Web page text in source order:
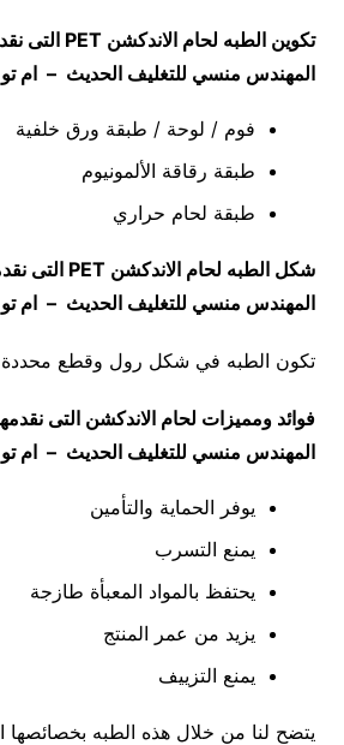
تكوين الطبه لحام الاندكشن PET التى
المهندس منسي للتغليف الحديث – ام تو
فوم / لوحة / طبقة ورق خلفية
طبقة رقاقة الألمونيوم
طبقة لحام حراري
شكل الطبه لحام الاندكشن PET التى
المهندس منسي للتغليف الحديث – ام تو
تكون الطبه في شكل رول وقطع محددة
فوائد ومميزات لحام الاندكشن التى
المهندس منسي للتغليف الحديث – ام تو
يوفر الحماية والتأمين
يمنع التسرب
يحتفظ بالمواد المعبأة طازجة
يزيد من عمر المنتج
يمنع التزييف
يتضح لنا من خلال هذه الطبه بخصائصها